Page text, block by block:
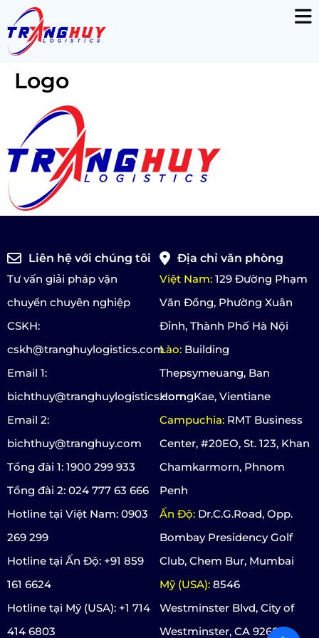
Logo
Liên hệ với chúng tôi
Tư vấn giải pháp vận
chuyển chuyên nghiệp
CSKH:
cskh@tranghuylogistics.com
Email 1:
bichthuy@tranghuylogistics.com
Email 2:
bichthuy@tranghuy.com
Tổng đài 1: 1900 299 933
Tổng đài 2: 024 777 63 666
Hotline tại Việt Nam: 0903
269 299
Hotline tại Ấn Độ: +91 859
161 6624
Hotline tại Mỹ (USA): +1 714
414 6803
Địa chỉ văn phòng
Việt Nam: 129 Đường Phạm
Văn Đồng, Phường Xuân
Đỉnh, Thành Phố Hà Nội
Lào: Building
Thepsymeuang, Ban
HorngKae, Vientiane
Campuchia: RMT Business
Center, #20EO, St. 123, Khan
Chamkarmorn, Phnom
Penh
Ấn Độ: Dr.C.G.Road, Opp.
Bombay Presidency Golf
Club, Chem Bur, Mumbai
Mỹ (USA): 8546
Westminster Blvd, City of
Westminster, CA 92683,